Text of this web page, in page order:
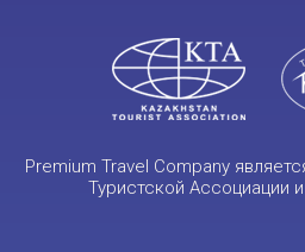
Premium Travel Company
Туристской Ассоциации